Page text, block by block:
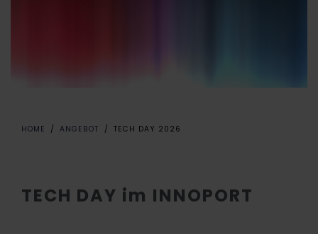
HOME ANGEBOT TECH DAY 2026
TECH DAY im INNOPORT